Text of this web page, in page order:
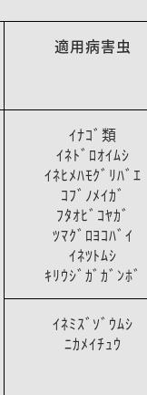
適用病害虫
ｲﾅｺﾞ類
ｲﾈﾄﾞﾛｵｲﾑｼ
ｲﾈﾋﾒﾊﾓｸﾞﾘﾊﾞｴ
ｺﾌﾞﾉﾒｲｶﾞ
ﾌﾀｵﾋﾞｺﾔｶﾞ
ﾂﾏｸﾞﾛﾖｺﾊﾞｲ
ｲﾈﾂﾄﾑｼ
ｷﾘｳｼﾞｶﾞｶﾞﾝﾎﾞ
ｲﾈﾐｽﾞｿﾞｳﾑｼ
ﾆｶﾒｲﾁｭｳ